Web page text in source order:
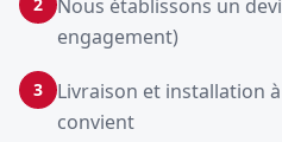
Nous établissons un
engagement)
3
Livraison et installation
convient